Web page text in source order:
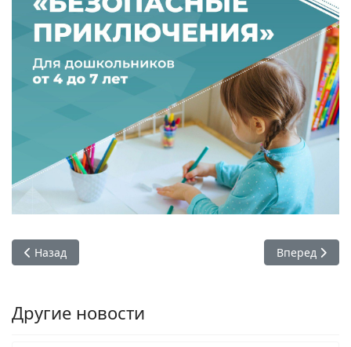
Предыдущий: Школьники Волжского района
Назад Следующий:
Вперед
Другие новости